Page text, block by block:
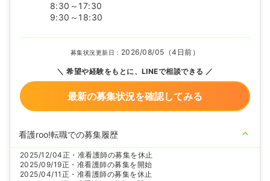
8:30～17:30
9:30～18:30
募集状況更新日： 2026/08/05（4日前）
希望や経験をもとに、LINEで相談できる
最新の募集状況を確認してみる
看護roo!転職での募集履歴
2025/12/04正・准看護師の募集を休止
2025/09/19正・准看護師の募集を開始
2025/04/11 正・准看護師の募集を休止